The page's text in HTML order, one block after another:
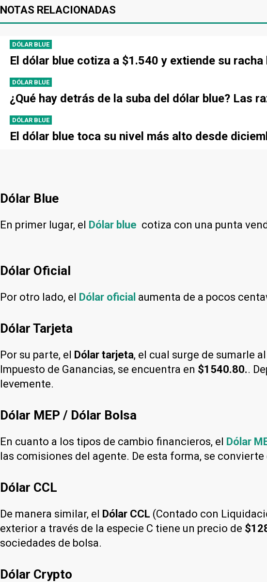
NOTAS RELACIONADAS
DÓLAR BLUE
El dólar blue cotiza a $1.540 y extiende su
DÓLAR BLUE
¿Qué hay detrás de la suba del dólar blue? Las
DÓLAR BLUE
El dólar blue toca su nivel más alto desde
Dólar Blue
En primer lugar, el Dólar blue cotiza con una punta
Dólar Oficial
Por otro lado, el Dólar oficial aumenta de a pocos
Dólar Tarjeta
Por su parte, el Dólar tarjeta, el cual surge de sumarle
Impuesto de Ganancias, se encuentra en $1540.80..
levemente.
Dólar MEP / Dólar Bolsa
En cuanto a los tipos de cambio financieros, el Dólar
las comisiones del agente. De esta forma, se
Dólar CCL
De manera similar, el Dólar CCL (Contado con
exterior a través de la especie C tiene un precio de
sociedades de bolsa.
Dólar Crypto